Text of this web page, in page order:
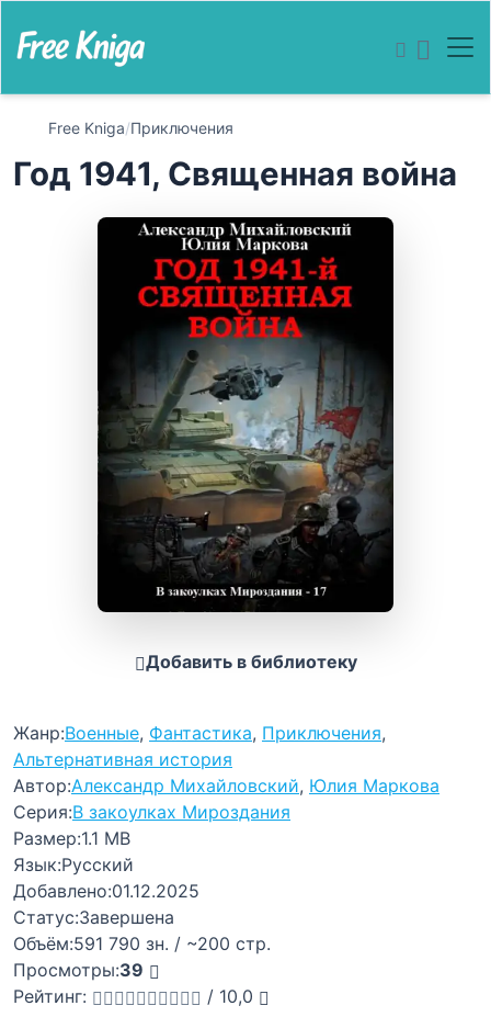
Free Kniga/Приключения
Год 1941, Священная война
Добавить в библиотеку
Жанр:Военные, Фантастика, Приключения,
Альтернативная история
Автор:Александр Михайловский, Юлия Маркова
Серия:В закоулках Мироздания
Размер:1.1 MB
Язык:Русский
Добавлено:01.12.2025
Статус:Завершена
Объём:591 790 зн. / ~200 стр.
Просмотры:39
Рейтинг:
/ 10,0